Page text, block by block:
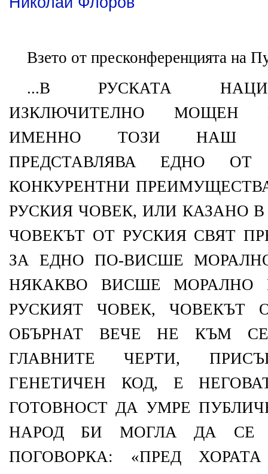
Взето от пресконференцията на
...В РУСКАТА
ИЗКЛЮЧИТЕЛНО МОЩЕН
ИМЕННО ТОЗИ НАШ
ПРЕДСТАВЛЯВА ЕДНО
КОНКУРЕНТНИ
РУСКИЯ ЧОВЕК, ИЛИ КАЗАНО
ЧОВЕКЪТ ОТ РУСКИЯ СВЯТ
ЗА ЕДНО ПО-ВИСШЕ
НЯКАКВО ВИСШЕ МОРАЛНО
РУСКИЯТ ЧОВЕК, ЧОВЕКЪТ
ОБЪРНАТ ВЕЧЕ НЕ КЪМ
ГЛАВНИТЕ ЧЕРТИ,
ГЕНЕТИЧЕН КОД, Е
ГОТОВНОСТ ДА УМРЕ
НАРОД БИ МОГЛА ДА СЕ
ПОГОВОРКА: «ПРЕД